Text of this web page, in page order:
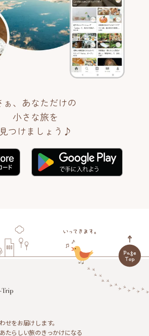
ぁ、あなただけの
小さな旅を
見つけましょう♪
せをお届けします。
たらしい旅のきっかけになる